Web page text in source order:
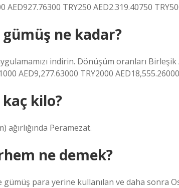
AED927.76300 TRY250 AED2.319.40750
ne kadar?
indirin. Dönüşüm oranları
AED9,277.63000 TRY2000
kilo?
ağırlığında Peramezat.
ne demek?
para yerine kullanılan ve daha sonra